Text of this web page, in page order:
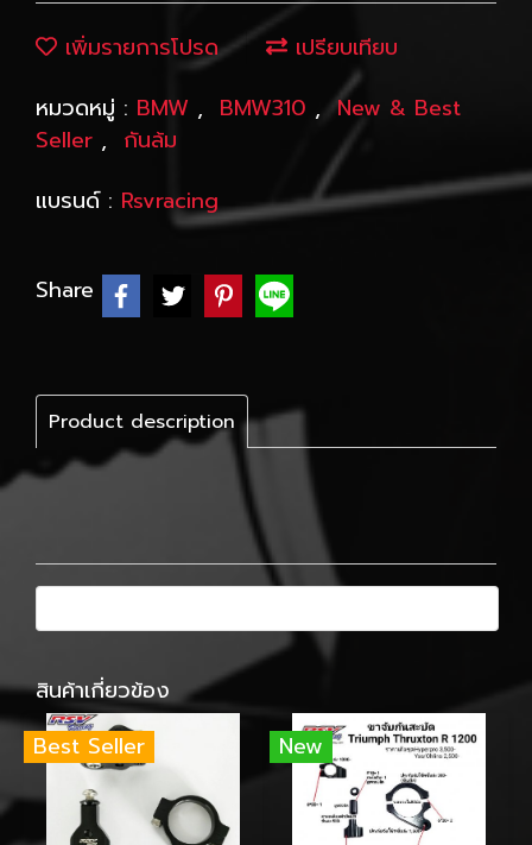
เพิ่มรายการโปรด
เปรียบเทียบ
หมวดหมู่ : BMW , BMW310 , New & Best
Seller , กันล้ม
แบรนด์ : Rsvracing
Share
Product description
สินค้าเกี่ยวข้อง
Best Seller
New